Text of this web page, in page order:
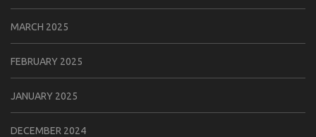
MARCH 2025
FEBRUARY 2025
JANUARY 2025
DECEMBER 2024